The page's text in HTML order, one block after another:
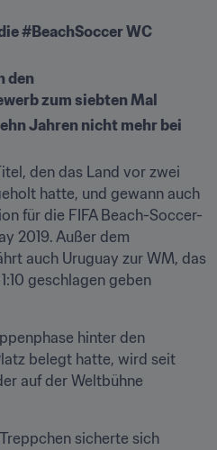
#BeachSoccer WC
den
zum siebten Mal
Jahren nicht mehr bei
den das Land vor zwei
hatte, und gewann auch
für die FIFA Beach-Soccer-
2019. Außer dem
auch Uruguay zur WM, das
geschlagen geben
hinter den
belegt hatte, wird seit
auf der Weltbühne
sicherte sich